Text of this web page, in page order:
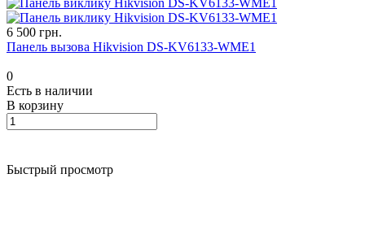
6 500 грн.
Панель вызова Hikvision DS-KV6133-WME1
0
Есть в наличии
В корзину
Быстрый просмотр